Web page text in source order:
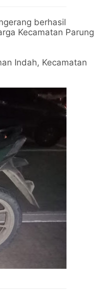
berhasil
Kecamatan Parung
Indah, Kecamatan